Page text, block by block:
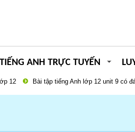
TIẾNG ANH TRỰC TUYẾN
12 Bài tập tiếng Anh lớp 12 unit 9 có